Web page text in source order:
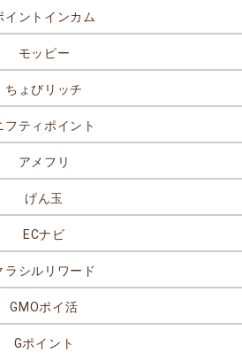
イントインカム
モッピー
ちょびリッチ
フティポイント
アメフリ
げん玉
ECナビ
ラシルリワード
GMOポイ活
Gポイント